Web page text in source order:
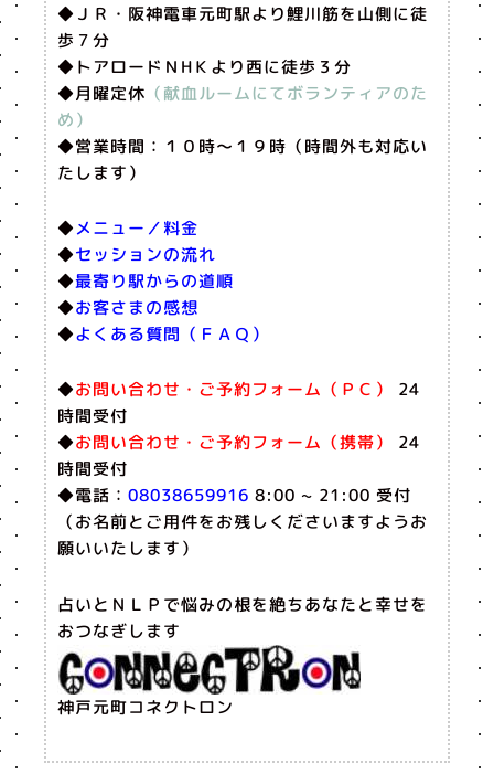
◆ＪＲ・阪神電車元町駅より鯉川筋を山側に徒
歩７分
◆トアロードＮHＫより西に徒歩３分
◆月曜定休 （献血ルームにてボランティアのた
め）
◆営業時間：１０時〜１９時（時間外も対応い
たします）
◆メニュー／料金
◆セッションの流れ
◆最寄り駅からの道順
◆お客さまの感想
◆よくある質問（ＦＡＱ）
◆お問い合わせ・ご予約フォーム（ＰＣ）
24
時間受付
◆お問い合わせ・ご予約フォーム（携帯）
24
時間受付
◆電話： 08038659916 8:00 ~ 21:00 受付
（お名前とご用件をお残しくださいますようお
願いいたします）
占いとＮＬＰで悩みの根を絶ちあなたと幸せを
おつなぎします
神戸元町コネクトロン